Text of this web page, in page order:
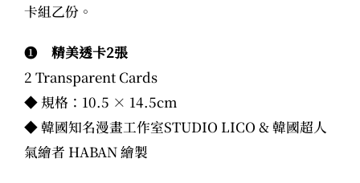
卡組乙份。
❶ 精美透卡2張
2 Transparent Cards
◆ 規格：10.5 × 14.5cm
◆ 韓國知名漫畫工作室STUDIO LICO & 韓國超人
氣繪者 HABAN 繪製